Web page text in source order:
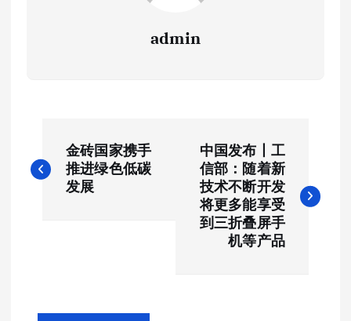
admin
章
金砖国家携手
推进绿色低碳
发展
中国发布丨工
信部：随着新
技术不断开发
将更多能享受
到三折叠屏手
机等产品